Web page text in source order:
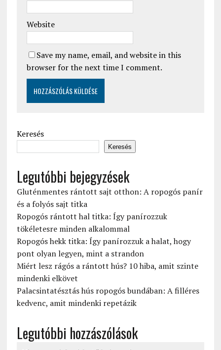
Website
Save my name, email, and website in this
browser for the next time I comment.
Keresés
Keresés
Legutóbbi bejegyzések
Gluténmentes rántott sajt otthon: A ropogós panír
és a folyós sajt titka
Ropogós rántott hal titka: Így panírozzuk
tökéletesre minden alkalommal
Ropogós hekk titka: Így panírozzuk a halat, hogy
pont olyan legyen, mint a strandon
Miért lesz rágós a rántott hús? 10 hiba, amit szinte
mindenki elkövet
Palacsintatésztás hús ropogós bundában: A filléres
kedvenc, amit mindenki repetázik
Legutóbbi hozzászólások